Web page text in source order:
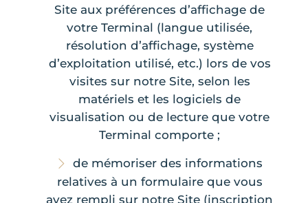
Site aux préférences d’affichage de
votre Terminal (langue utilisée,
résolution d’affichage, système
d’exploitation utilisé, etc.) lors de vos
visites sur notre Site, selon les
matériels et les logiciels de
visualisation ou de lecture que votre
Terminal comporte ;
de mémoriser des informations
relatives à un formulaire que vous
avez rempli sur notre Site (inscription